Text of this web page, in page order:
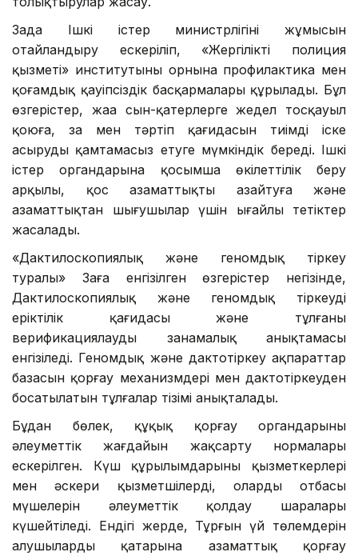
Заңда Ішкі істер министрлігінің жұмысын
оңтайландыру ескеріліп, «Жергілікті полиция
қызметі» институтының орнына профилактика мен
қоғамдық қауіпсіздік басқармалары құрылады. Бұл
өзгерістер, жаңа сын-қатерлерге жедел тосқауыл
қоюға, заң мен тәртіп қағидасын тиімді іске
асыруды қамтамасыз етуге мүмкіндік береді. Ішкі
істер органдарына қосымша өкілеттілік беру
арқылы, қос азаматтықты азайтуға және
азаматтықтан шығушылар үшін ыңғайлы тетіктер
жасалады.
«Дактилоскопиялық және геномдық тіркеу
туралы» Заңға енгізілген өзгерістер негізінде,
Дактилоскопиялық және геномдық тіркеудің
еріктілік қағидасы және тұлғаны
верификациялаудың заңнамалық анықтамасы
енгізіледі. Геномдық және дактотіркеу ақпараттар
базасын қорғау механизмдері мен дактотіркеуден
босатылатын тұлғалар тізімі анықталады.
Бұдан бөлек, құқық қорғау органдарының
әлеуметтік жағдайын жақсарту нормалары
ескерілген. Күш құрылымдарының қызметкерлері
мен әскери қызметшілерді, олардың отбасы
мүшелерін әлеуметтік қолдау шаралары
күшейтіледі. Ендігі жерде, Тұрғын үй төлемдерін
алушылардың қатарына азаматтық қорғау